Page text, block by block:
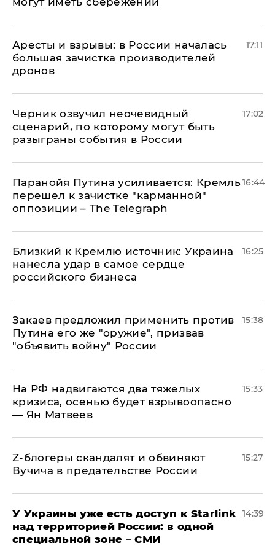
Аресты и взрывы: в России началась
большая зачистка производителей
дронов
17:11
Черник озвучил неочевидный
сценарий, по которому могут быть
разыграны события в России
17:02
Паранойя Путина усиливается: Кремль
перешел к зачистке "карманной"
оппозиции – The Telegraph
16:44
Близкий к Кремлю источник: Украина
нанесла удар в самое сердце
российского бизнеса
16:25
Закаев предложил применить против
Путина его же "оружие", призвав
"объявить войну" России
15:38
На РФ надвигаются два тяжелых
кризиса, осенью будет взрывоопасно
— Ян Матвеев
15:33
Z-блогеры скандалят и обвиняют
Вучича в предательстве России
15:27
У Украины уже есть доступ к Starlink
над территорией России: в одной
специальной зоне – СМИ
14:39